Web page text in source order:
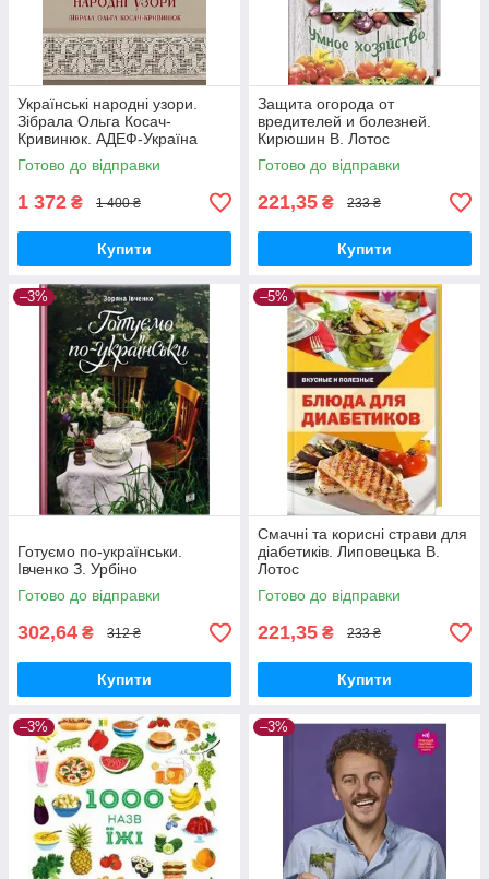
Українські народні узори.
Зібрала Ольга Косач-
Кривинюк. АДЕФ-Україна
Готово до відправки
1 372 ₴ 1 400 ₴
Купити
Защита огорода от
вредителей и болезней.
Кирюшин В. Лотос
Готово до відправки
221,35 ₴ 233 ₴
Купити
–3%
Готуємо по-українськи.
Івченко З. Урбіно
Готово до відправки
302,64 ₴ 312 ₴
Купити
–5%
Смачні та корисні страви для
діабетиків. Липовецька В.
Лотос
Готово до відправки
221,35 ₴ 233 ₴
Купити
–3% –3%